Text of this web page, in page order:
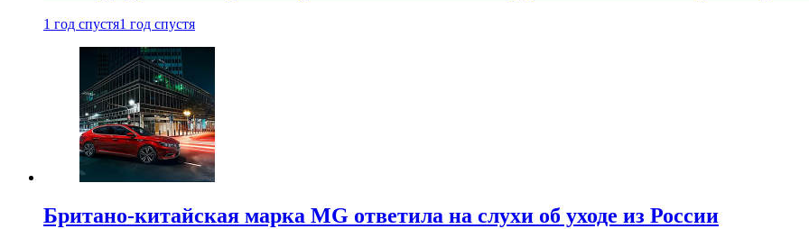
1 год спустя1 год спустя
Британо-китайская марка MG ответила на слухи об уходе из России